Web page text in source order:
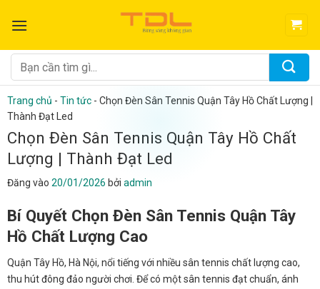
qua
dung
Tìm
kiếm:
Trang chủ - Tin tức - Chọn Đèn Sân Tennis Quận Tây Hồ Chất Lượng |
Thành Đạt Led
Chọn Đèn Sân Tennis Quận Tây Hồ Chất
Lượng | Thành Đạt Led
Đăng vào 20/01/2026 bởi admin
Bí Quyết Chọn Đèn Sân Tennis Quận Tây
Hồ Chất Lượng Cao
Quận Tây Hồ, Hà Nội, nổi tiếng với nhiều sân tennis chất lượng cao,
thu hút đông đảo người chơi. Để có một sân tennis đạt chuẩn, ánh